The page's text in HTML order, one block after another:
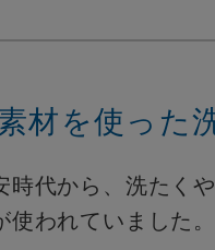
材を使った
時代から、洗たく
われていました。